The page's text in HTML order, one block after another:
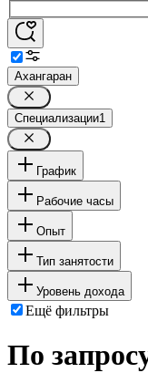
Ахангаран
Специализации1
График
Рабочие часы
Опыт
Тип занятости
Уровень дохода
Ещё фильтры
По